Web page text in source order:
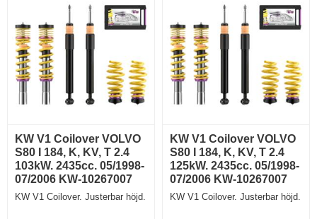
KW V1 Coilover VOLVO
S80 I 184, K, KV, T 2.4
103kW. 2435cc. 05/1998-
07/2006 KW-10267007
KW V1 Coilover. Justerbar höjd.
KW V1 Coilover VOLVO
S80 I 184, K, KV, T 2.4
125kW. 2435cc. 05/1998-
07/2006 KW-10267007
KW V1 Coilover. Justerbar höjd.